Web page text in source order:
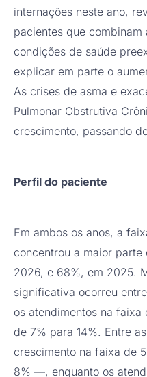
internações neste ano,
pacientes que
condições de saúde
explicar em parte o
As crises de asma e
Pulmonar Obstrutiva
crescimento, passando
Perfil do paciente
Em ambos os anos, a
concentrou a maior
2026, e 68%, em 2025.
significativa ocorreu
os atendimentos na
de 7% para 14%. Entre
crescimento na faixa de
8% —, enquanto os